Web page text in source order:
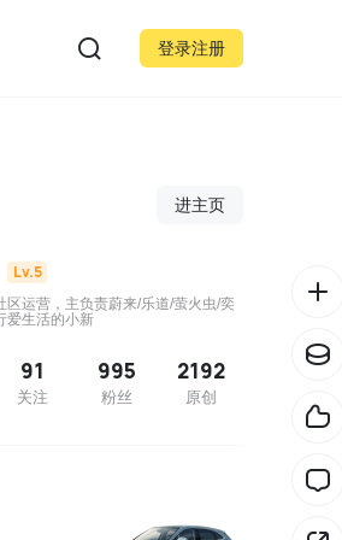
登录注册
进主页
Lv.5
区运营，主负责蔚来/乐道/萤火虫/奕
爱生活的小新
91
关注
995
粉丝
2192
原创